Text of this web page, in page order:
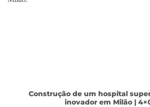
Construção de um hospital
inovador em Milão |